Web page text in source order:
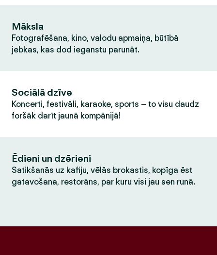
Māksla
Fotografēšana, kino, valodu apmaiņa, būtībā
jebkas, kas dod ieganstu parunāt.
Sociālā dzīve
Koncerti, festivāli, karaoke, sports – to visu daudz
foršāk darīt jaunā kompānijā!
Ēdieni un dzērieni
Satikšanās uz kafiju, vēlās brokastis, kopīga ēst
gatavošana, restorāns, par kuru visi jau sen runā.